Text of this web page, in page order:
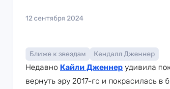
12 сентября 2024
Ближе к звездам Кендалл Дженнер
Недавно Кайли Дженнер удивила
вернуть эру 2017-го и покрасилась